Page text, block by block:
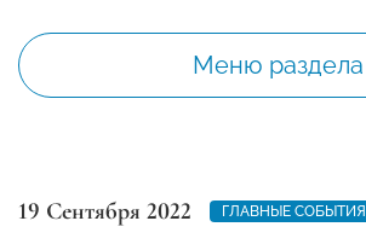
Меню раздела
19 Сентября 2022 ГЛАВНЫЕ СОБЫТИЯ